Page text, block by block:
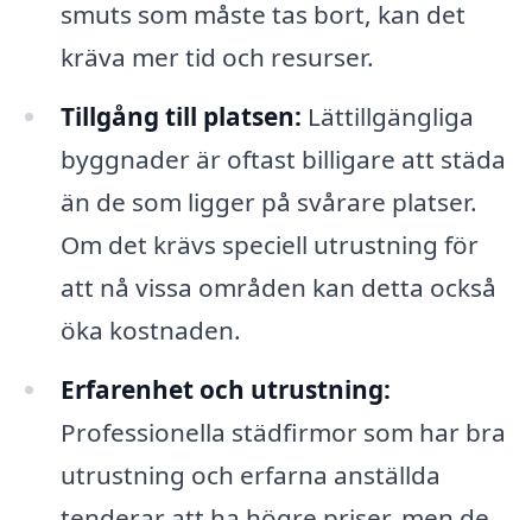
smuts som måste tas bort, kan det
kräva mer tid och resurser.
Tillgång till platsen: Lättillgängliga
byggnader är oftast billigare att städa
än de som ligger på svårare platser.
Om det krävs speciell utrustning för
att nå vissa områden kan detta också
öka kostnaden.
Erfarenhet och utrustning:
Professionella städfirmor som har bra
utrustning och erfarna anställda